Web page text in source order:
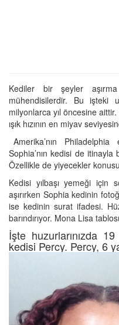
Kediler bir şeyler
mühendisilerdir. Bu işteki
milyonlarca yıl öncesine
ışık hızının en miyav
Amerika’nın
Sophia’nın kedisi de
Özellikle de yiyecekler
Kedisi yılbaşı yemeği için
aşırırken Sophia kedinin
ise kedinin surat ifadesi.
barındırıyor. Mona Lisa
İşte huzurlarınızda
kedisi Percy. Percy, 6